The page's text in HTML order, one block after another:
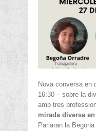
Nova conversa en
16:30 – sobre la
amb tres
mirada diversa
Parlaran la